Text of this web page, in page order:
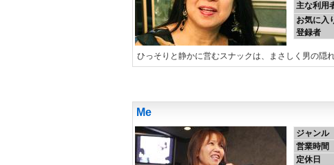
主な利用
お気に入
登録者
ひっそりと静かに営むスナックは、まさしく男の隠
Me
ジャンル
営業時間
定休日